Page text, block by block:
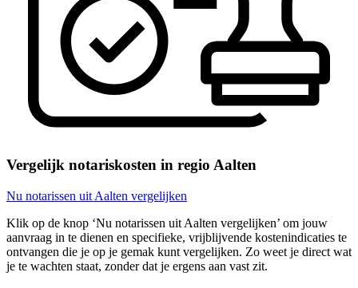
Vergelijk notariskosten in regio Aalten
Nu notarissen uit Aalten vergelijken
Klik op de knop ‘Nu notarissen uit Aalten vergelijken’ om jouw
aanvraag in te dienen en specifieke, vrijblijvende kostenindicaties te
ontvangen die je op je gemak kunt vergelijken. Zo weet je direct wat
je te wachten staat, zonder dat je ergens aan vast zit.